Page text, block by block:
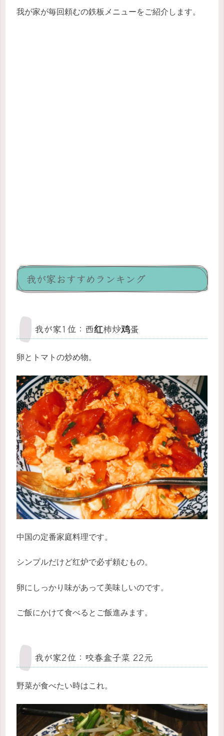
我が家が毎回頼むの鉄板メニューをご紹介します。
我が家おすすめランキング
我が家1位：西红柿炒鸡蛋
卵とトマトの炒め物。
中国の定番家庭料理です。
シンプルだけど红炉で必ず頼むもの。
卵にしっかり味があって美味しいのです。
ご飯にかけて食べるとご飯進みます。
我が家2位：咬春盒子菜 22元
野菜が食べたい時はこれ。